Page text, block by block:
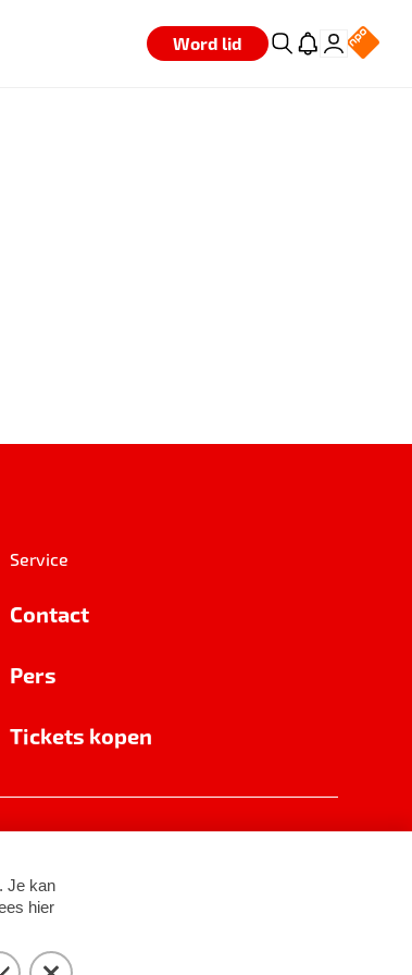
Word lid
Service
Contact
Pers
Tickets kopen